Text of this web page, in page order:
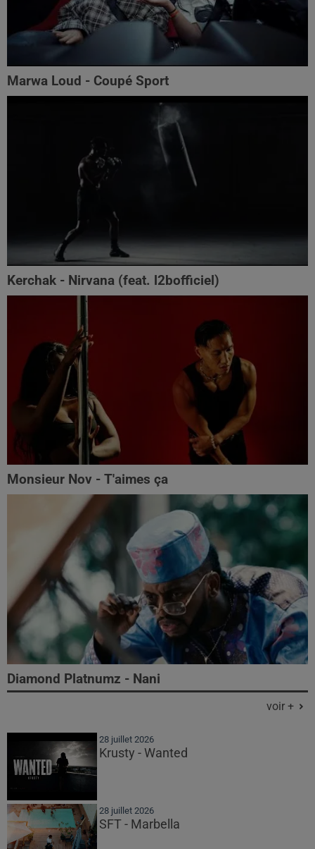
Marwa Loud - Coupé Sport
Kerchak - Nirvana (feat. ‪l2bofficiel‬)
Monsieur Nov - T'aimes ça
Diamond Platnumz - Nani
voir +
28 juillet 2026
Krusty - Wanted
28 juillet 2026
SFT - Marbella